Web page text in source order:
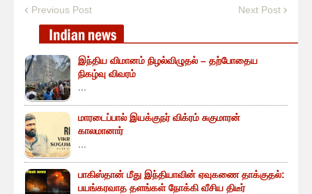
Previous Post Next Post
இந்திய விமானம் நிழல்விழுதல் – தற்போதைய
நிகழ்வு விவரம்
மாரடைப்பால் இயக்குநர் விக்ரம் சுகுமாரன்
காலமானார்
பாகிஸ்தான் மீது இந்தியாவின் ஏவுகணை தாக்குதல்:
பயங்கரவாத தளங்கள் நோக்கி வீசிய திடீர்